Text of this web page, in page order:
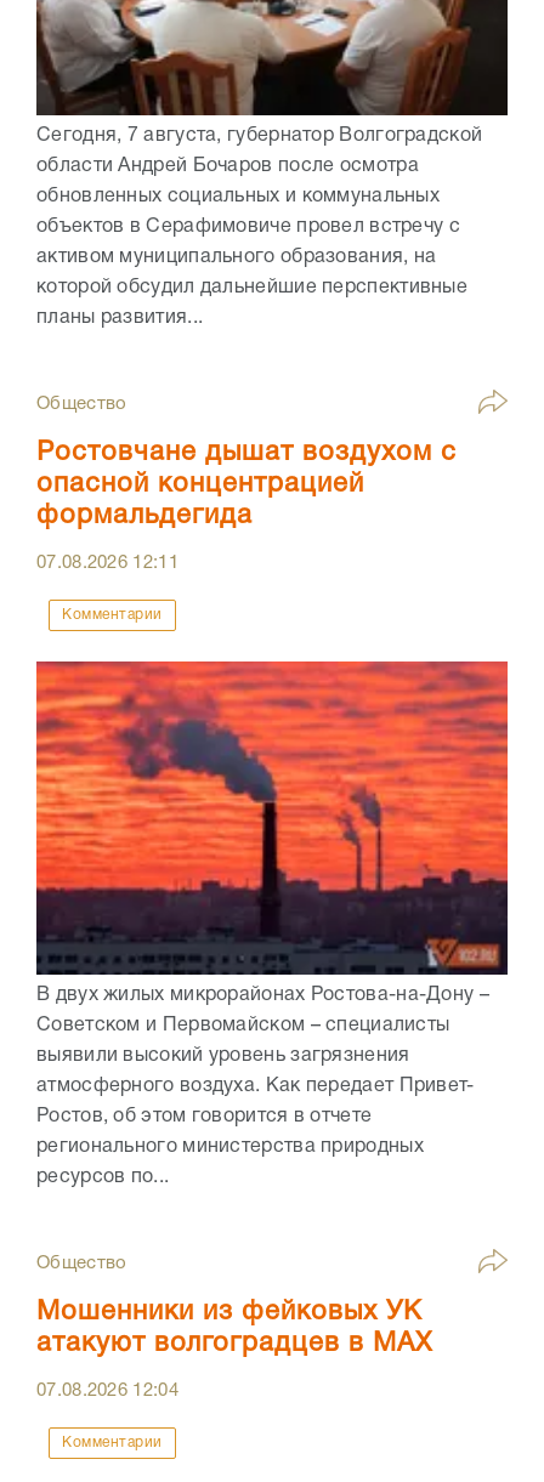
Сегодня, 7 августа, губернатор Волгоградской
области Андрей Бочаров после осмотра
обновленных социальных и коммунальных
объектов в Серафимовиче провел встречу с
активом муниципального образования, на
которой обсудил дальнейшие перспективные
планы развития...
Общество
Ростовчане дышат воздухом с
опасной концентрацией
формальдегида
07.08.2026 12:11
Комментарии
В двух жилых микрорайонах Ростова-на-Дону –
Советском и Первомайском – специалисты
выявили высокий уровень загрязнения
атмосферного воздуха. Как передает Привет-
Ростов, об этом говорится в отчете
регионального министерства природных
ресурсов по...
Общество
Мошенники из фейковых УК
атакуют волгоградцев в МАХ
07.08.2026 12:04
Комментарии